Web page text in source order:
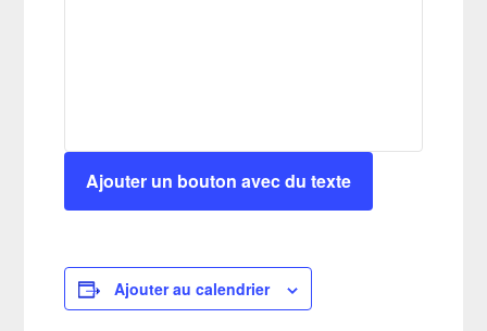
Ajouter un bouton avec du texte
Ajouter au calendrier